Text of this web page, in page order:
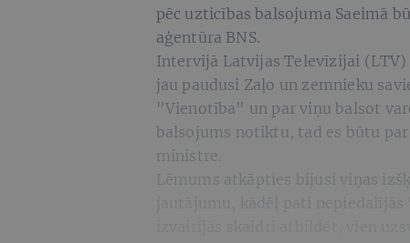
pēc uzticības balsojuma Saeimā
aģentūra BNS.
Intervijā Latvijas Televīzijai
jau paudusi Zaļo un zemnieku
"Vienotība" un par viņu balsot
balsojums notiktu, tad es būtu
ministre.
Lēmums atkāpties bijusi viņas